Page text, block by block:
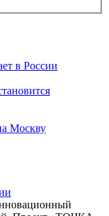
в России
Москву